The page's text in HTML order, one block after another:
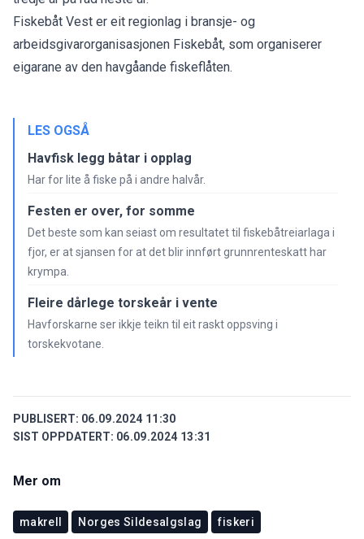
Fiskebåt Vest er eit regionlag i bransje- og
arbeidsgivarorganisasjonen Fiskebåt, som organiserer
eigarane av den havgåande fiskeflåten.
LES OGSÅ
Havfisk legg båtar i opplag
Har for lite å fiske på i andre halvår.
Festen er over, for somme
Det beste som kan seiast om resultatet til fiskebåtreiarlaga i
fjor, er at sjansen for at det blir innført grunnrenteskatt har
krympa.
Fleire dårlege torskeår i vente
Havforskarne ser ikkje teikn til eit raskt oppsving i
torskekvotane.
PUBLISERT: 06.09.2024 11:30
SIST OPPDATERT: 06.09.2024 13:31
Mer om
makrell Norges Sildesalgslag fiskeri